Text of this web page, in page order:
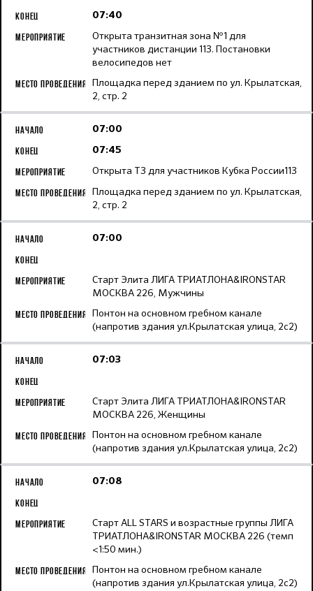
07:40
Открыта транзитная зона №1 для
участников дистанции 113. Постановки
велосипедов нет
Площадка перед зданием по ул. Крылатская,
2, стр. 2
07:00
07:45
Открыта ТЗ для участников Кубка России113
Площадка перед зданием по ул. Крылатская,
2, стр. 2
07:00
Старт Элита ЛИГА ТРИАТЛОНА&IRONSTAR
МОСКВА 226, Мужчины
Понтон на основном гребном канале
(напротив здания ул.Крылатская улица, 2с2)
07:03
Старт Элита ЛИГА ТРИАТЛОНА&IRONSTAR
МОСКВА 226, Женщины
Понтон на основном гребном канале
(напротив здания ул.Крылатская улица, 2с2)
07:08
Старт ALL STARS и возрастные группы ЛИГА
ТРИАТЛОНА&IRONSTAR МОСКВА 226 (темп
<1:50 мин.)
Понтон на основном гребном канале
(напротив здания ул.Крылатская улица, 2с2)